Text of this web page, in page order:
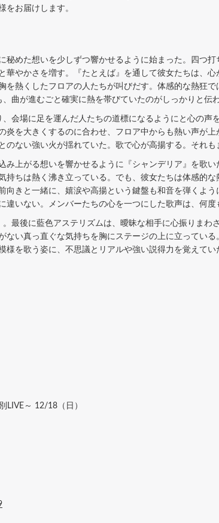
お届けします。
めた想いを少しずつ響かせるように始まった。四つ
華やかさを増す。『たとえば』を通して彼女たちは、
を熱くしたフロアの人たちが叫びだす。体感的な熱狂
曲が進むごと確実に熱を帯びていたのがしっかりと伝
会場に足を運んだ人たちの道標になるようにと心の声
炎を大きくするのに合わせ、フロア中からも熱い声が
のない強い火が揺れていた。歌で心が高揚する。それも
上がる想いを響かせるように『シャンデリア』を歌
持ちは熱く沸き立っている。でも、彼女たちは体感的
向きと一緒に、嬉涙や高揚という鍵盤も和音を弾くよ
違いない。メンバーたちの心を一つにした歌声は、何度
最後に藍色アステリズムは、曖昧な相手に心振りまわ
ない真っ直ぐな気持ちを胸にステージの上に立ってい
様を歌う姿に、不思議とリアルや強い説得力を覚えて
LIVE～ 12/18（日）